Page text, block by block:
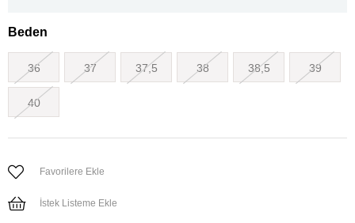
Beden
36 37 37,5 38 38,5 39
40
Favorilere Ekle
İstek Listeme Ekle